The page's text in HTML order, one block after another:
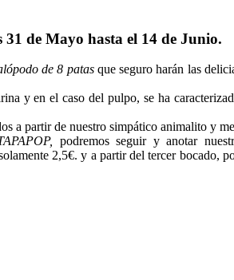
de Mayo hasta el 14 de Junio.
de 8 patasque seguro harán las
y en el caso del pulpo, se ha
a partir de nuestro simpático animalito y
podremos seguir y anotar
2,5€. y a partir del tercer bocado,